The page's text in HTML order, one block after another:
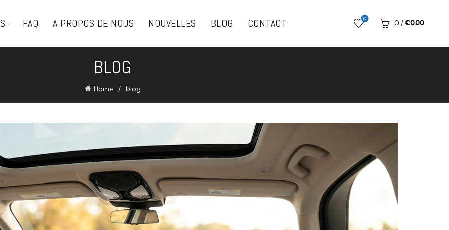
FAQ A PROPOS DE NOUS NOUVELLES BLOG CONTACT 0
0 / €0.00
BLOG
Home blog